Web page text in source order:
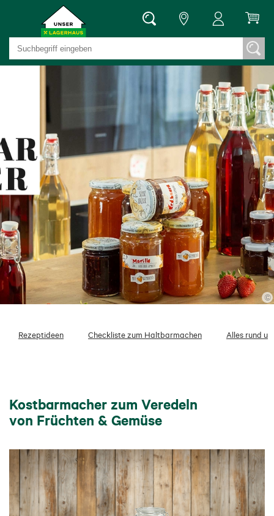
©
Rezeptideen Checkliste zum Haltbarmachen Alles rund
Kostbarmacher zum Veredeln
von Früchten & Gemüse